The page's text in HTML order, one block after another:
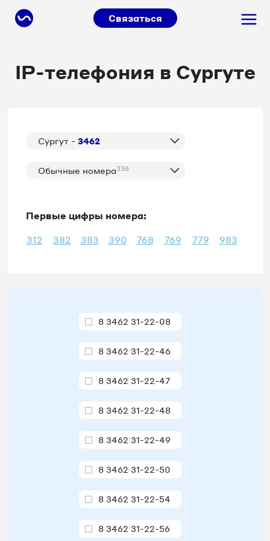
Связаться
IP-телефония в Сургуте
Сургут - 3462
Обычные номера336
Первые цифры номера:
312
382 383 390 768 769 779 983
8 3462 31-22-08
8 3462 31-22-46
8 3462 31-22-47
8 3462 31-22-48
8 3462 31-22-49
8 3462 31-22-50
8 3462 31-22-54
8 3462 31-22-56